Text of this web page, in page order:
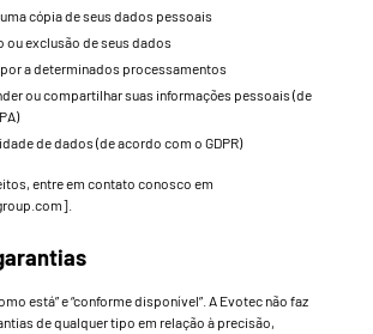
cópia de seus dados pessoais
ou exclusão de seus dados
a determinados processamentos
ou compartilhar suas informações pessoais (de
de dados (de acordo com o GDPR)
entre em contato conosco em
].
está” e “conforme disponível”. A Evotec não faz
de qualquer tipo em relação à precisão,